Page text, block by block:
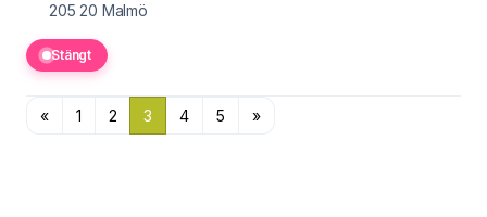
205 20 Malmö
Stängt
« 1 2 3 4 5 »